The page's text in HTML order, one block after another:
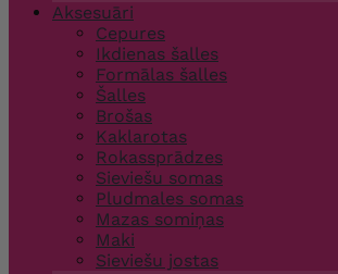
Aksesuāri
Cepures
Ikdienas šalles
Formālas šalles
Šalles
Brošas
Kaklarotas
Rokassprādzes
Sieviešu somas
Pludmales somas
Mazas somiņas
Maki
Sieviešu jostas